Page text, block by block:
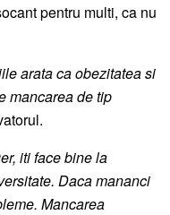
pentru multi, ca nu
arata ca obezitatea si
mancarea de tip
iti face bine la
Daca mananci
Mancarea